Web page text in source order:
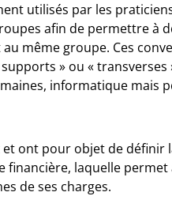
utilisés par les
afin de permettre à
même groupe. Ces
» ou «
informatique mais
ont pour objet de
laquelle
de ses charges.